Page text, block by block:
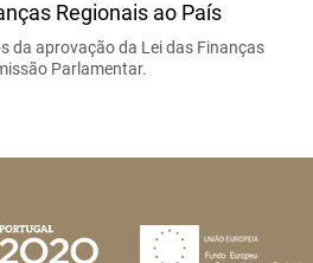
Regionais ao País
da aprovação da Lei das Finanças
Parlamentar.